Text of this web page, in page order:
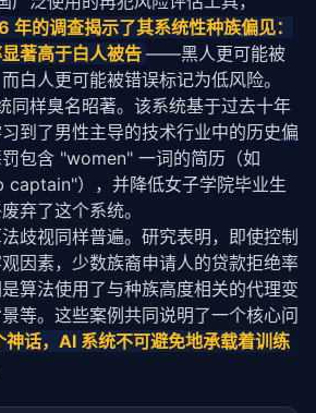
年的调查揭示了其系统性种族偏见：
著高于白人被告 ——黑人更可能被
白人更可能被错误标记为低风险。
同样臭名昭著。该系统基于过去十年
到了男性主导的技术行业中的历史偏
包含 "women" 一词的简历（如
），并降低女子学院毕业生
弃了这个系统。
歧视同样普遍。研究表明，即使控制
因素，少数族裔申请人的贷款拒绝率
算法使用了与种族高度相关的代理变
等。这些案例共同说明了一个核心问
神话，AI 系统不可避免地承载着训练